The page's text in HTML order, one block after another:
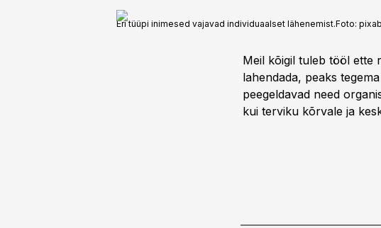
Eri tüüpi inimesed vajavad individuaalset lähenemist.Foto:
Meil kõigil tuleb tööl ette
lahendada, peaks
peegeldavad need
kui terviku kõrvale ja